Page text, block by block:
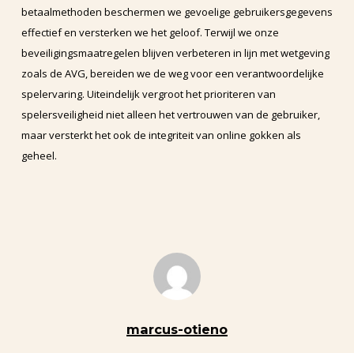
betaalmethoden beschermen we gevoelige gebruikersgegevens
effectief en versterken we het geloof. Terwijl we onze
beveiligingsmaatregelen blijven verbeteren in lijn met wetgeving
zoals de AVG, bereiden we de weg voor een verantwoordelijke
spelervaring. Uiteindelijk vergroot het prioriteren van
spelersveiligheid niet alleen het vertrouwen van de gebruiker,
maar versterkt het ook de integriteit van online gokken als
geheel.
marcus-otieno